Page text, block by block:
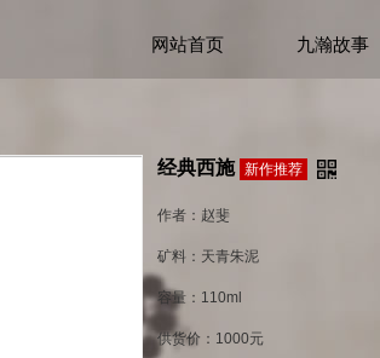
网站首页 九瀚故事
经典西施 新作推荐
作者：赵斐
矿料：天青朱泥
容量：110ml
供货价：1000元